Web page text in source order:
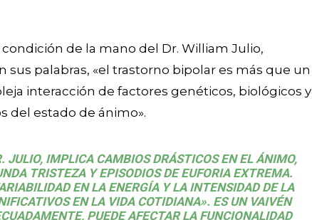
de la mano del Dr. William Julio,
palabras, «el trastorno bipolar es más que un
interacción de factores genéticos, biológicos y
del estado de ánimo».
JULIO, IMPLICA CAMBIOS DRÁSTICOS EN EL ÁNIMO,
TRISTEZA Y EPISODIOS DE EUFORIA EXTREMA.
EN LA ENERGÍA Y LA INTENSIDAD DE LA
EN LA VIDA COTIDIANA». ES UN VAIVÉN
PUEDE AFECTAR LA FUNCIONALIDAD